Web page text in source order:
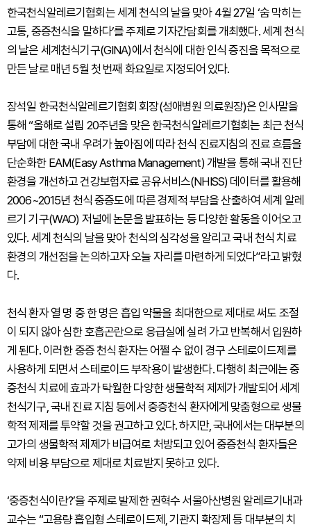
한국천식알레르기협회는 세계 천식의 날을 맞아 4월 27일 ‘숨 막히는
고통, 중증천식을 말하다’를 주제로 기자간담회를 개최했다. 세계 천식
의 날은 세계천식기구(GINA)에서 천식에 대한 인식 증진을 목적으로
만든 날로 매년 5월 첫 번째 화요일로 지정되어 있다.
장석일 한국천식알레르기협회 회장(성애병원 의료원장)은 인사말을
통해 “올해로 설립 20주년을 맞은 한국천식알레르기협회는 최근 천식
부담에 대한 국내 우려가 높아짐에 따라 천식 진료지침의 진료 흐름을
단순화한 EAM(Easy Asthma Management) 개발을 통해 국내 진단
환경을 개선하고 건강보험자료 공유서비스(NHISS) 데이터를 활용해
2006~2015년 천식 중증도에 따른 경제적 부담을 산출하여 세계 알레
르기 기구(WAO) 저널에 논문을 발표하는 등 다양한 활동을 이어오고
있다. 세계 천식의 날을 맞아 천식의 심각성을 알리고 국내 천식 치료
환경의 개선점을 논의하고자 오늘 자리를 마련하게 되었다”라고 밝혔
다.
천식 환자 열 명 중 한 명은 흡입 약물을 최대한으로 제대로 써도 조절
이 되지 않아 심한 호흡곤란으로 응급실에 실려 가고 반복해서 입원하
게 된다. 이러한 중증 천식 환자는 어쩔 수 없이 경구 스테로이드제를
사용하게 되면서 스테로이드 부작용이 발생한다. 다행히 최근에는 중
증천식 치료에 효과가 탁월한 다양한 생물학적 제제가 개발되어 세계
천식기구, 국내 진료 지침 등에서 중증천식 환자에게 맞춤형으로 생물
학적 제제를 투약할 것을 권고하고 있다. 하지만, 국내에서는 대부분의
고가의 생물학적 제제가 비급여로 처방되고 있어 중증천식 환자들은
약제 비용 부담으로 제대로 치료받지 못하고 있다.
‘중증천식이란?’을 주제로 발제한 권혁수 서울아산병원 알레르기내과
교수는 “고용량 흡입형 스테로이드제, 기관지 확장제 등 대부분의 치